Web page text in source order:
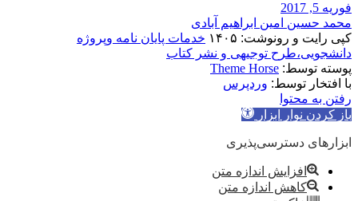
فوریه 5, 2017
محمد حسین امین ابراهیم آبادی
کپی رایت و رونوشت: ۱۴۰۵
خدمات پایان نامه وپروژه
دانشجویی،طرح توجیهی و نشر کتاب
پوسته توسط: Theme Horse
با افتخار توسط: وردپرس
رفتن به محتوا
باز کردن نوار ابزار
ابزارهای دسترسی‌پذیری
افزایش اندازه متن
کاهش اندازه متن